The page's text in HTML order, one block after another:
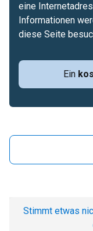
Ein
eine
Informationen
diese Seite
Stimmt etwas